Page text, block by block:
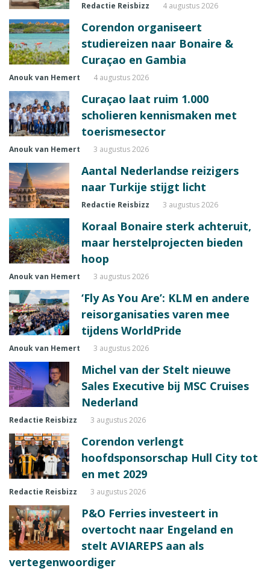
Redactie Reisbizz 4 augustus 2026
Corendon organiseert
studiereizen naar Bonaire &
Curaçao en Gambia
Anouk van Hemert 4 augustus 2026
Curaçao laat ruim 1.000
scholieren kennismaken met
toerismesector
Anouk van Hemert 3 augustus 2026
Aantal Nederlandse reizigers
naar Turkije stijgt licht
Redactie Reisbizz 3 augustus 2026
Koraal Bonaire sterk achteruit,
maar herstelprojecten bieden
hoop
Anouk van Hemert 3 augustus 2026
‘Fly As You Are’: KLM en andere
reisorganisaties varen mee
tijdens WorldPride
Anouk van Hemert 3 augustus 2026
Michel van der Stelt nieuwe
Sales Executive bij MSC Cruises
Nederland
Redactie Reisbizz 3 augustus 2026
Corendon verlengt
hoofdsponsorschap Hull City tot
en met 2029
Redactie Reisbizz 3 augustus 2026
P&O Ferries investeert in
overtocht naar Engeland en
stelt AVIAREPS aan als
vertegenwoordiger